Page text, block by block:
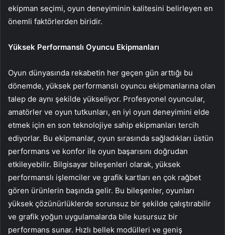
ekipman seçimi, oyun deneyiminin kalitesini belirleyen en
önemli faktörlerden biridir.
Yüksek Performanslı Oyuncu Ekipmanları
Oyun dünyasında rekabetin her geçen gün arttığı bu
dönemde, yüksek performanslı oyuncu ekipmanlarına olan
talep de aynı şekilde yükseliyor. Profesyonel oyuncular,
amatörler ve oyun tutkunları, en iyi oyun deneyimini elde
etmek için en son teknolojiye sahip ekipmanları tercih
ediyorlar. Bu ekipmanlar, oyun sırasında sağladıkları üstün
performans ve konfor ile oyun başarısını doğrudan
etkileyebilir. Bilgisayar bileşenleri olarak, yüksek
performanslı işlemciler ve grafik kartları en çok rağbet
gören ürünlerin başında gelir. Bu bileşenler, oyunları
yüksek çözünürlüklerde sorunsuz bir şekilde çalıştırabilir
ve grafik yoğun uygulamalarda bile kusursuz bir
performans sunar. Hızlı bellek modülleri ve geniş